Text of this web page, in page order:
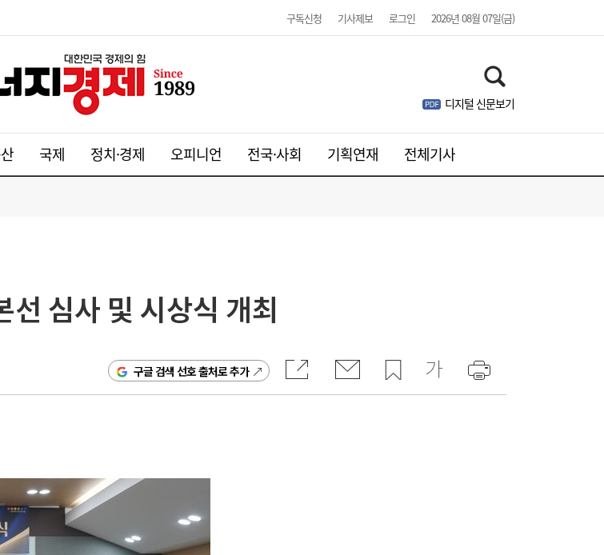
구독신청 기사제보 로그인 2026년 08월 07일(금)
디지털 신문보기
국제 정치·경제 오피니언 전국·사회 기획연재 전체기사
선 심사 및 시상식 개최
구글 검색 선호 출처로 추가